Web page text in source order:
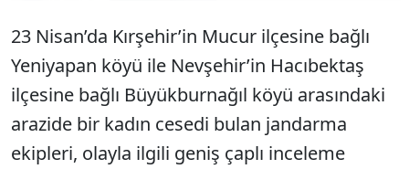
23 Nisan’da Kırşehir’in Mucur ilçesine bağlı
Yeniyapan köyü ile Nevşehir’in Hacıbektaş
ilçesine bağlı Büyükburnağıl köyü arasındaki
arazide bir kadın cesedi bulan jandarma
ekipleri, olayla ilgili geniş çaplı inceleme